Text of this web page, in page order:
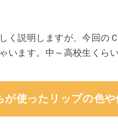
く説明しますが、今回の
います。中～高校生くら
が使ったリップの色や